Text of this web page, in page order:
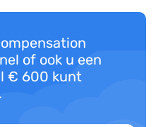
of ook u een
€ 600 kunt